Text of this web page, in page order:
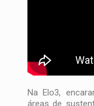
Na Elo3,
áreas de